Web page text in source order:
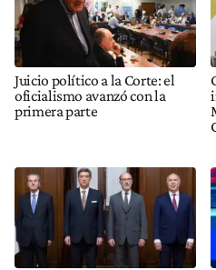
Juicio político a la Corte: el
oficialismo avanzó con la
primera parte